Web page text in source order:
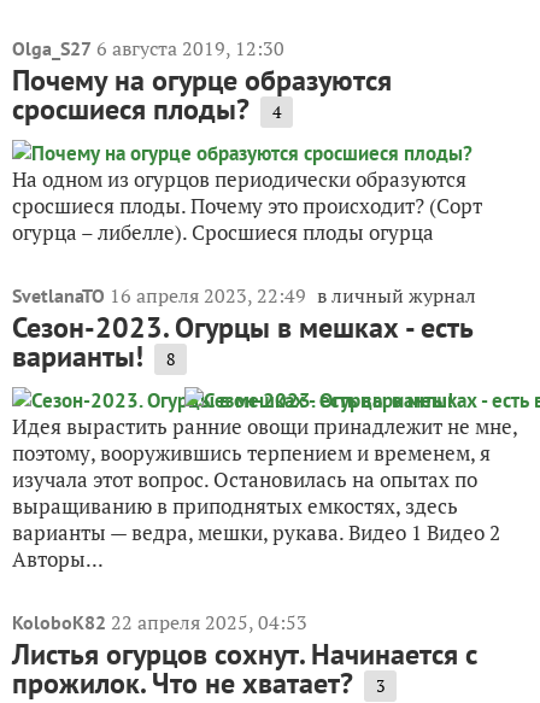
Olga_S27 6 августа 2019, 12:30
Почему на огурце образуются
сросшиеся плоды? 4
На одном из огурцов периодически образуются
сросшиеся плоды. Почему это происходит? (Сорт
огурца – либелле). Сросшиеся плоды огурца
SvetlanaTO 16 апреля 2023, 22:49 в личный журнал
Сезон-2023. Огурцы в мешках - есть
варианты! 8
Идея вырастить ранние овощи принадлежит не мне,
поэтому, вооружившись терпением и временем, я
изучала этот вопрос. Остановилась на опытах по
выращиванию в приподнятых емкостях, здесь
варианты — ведра, мешки, рукава. Видео 1 Видео 2
Авторы...
KoloboK82 22 апреля 2025, 04:53
Листья огурцов сохнут. Начинается с
прожилок. Что не хватает? 3